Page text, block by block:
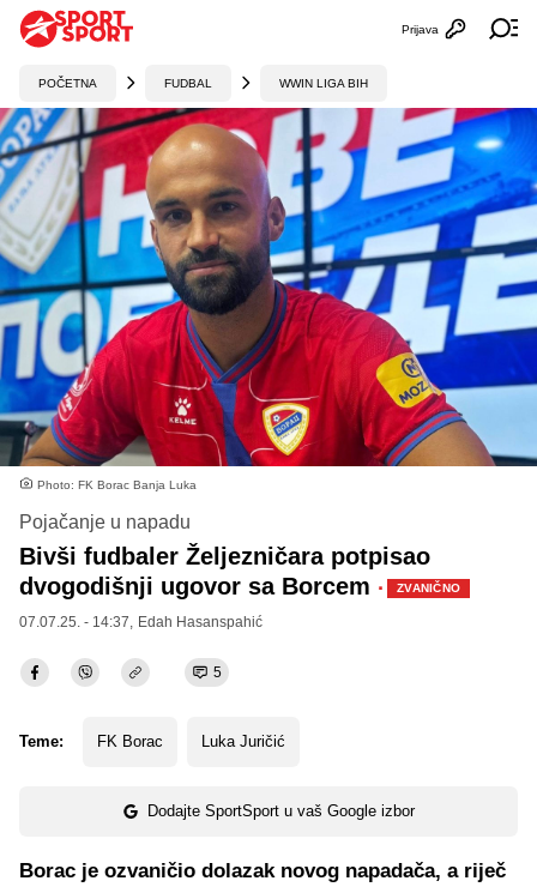
Otvori
Prijava
POČETNA FUDBAL WWIN LIGA BIH
Photo: FK Borac Banja Luka
Pojačanje u napadu
Bivši fudbaler Željezničara potpisao
dvogodišnji ugovor sa Borcem · ZVANIČNO
07.07.25. - 14:37, Edah Hasanspahić
5
Teme: FK Borac Luka Juričić
Dodajte SportSport u vaš Google izbor
Borac je ozvaničio dolazak novog napadača, a riječ